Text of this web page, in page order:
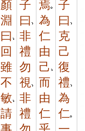
顏
淵
曰
回
雖
不
敏
請
子
曰
非
禮
勿
視
非
禮
焉
為
仁
由
己
而
由
仁
子
曰
克
己
復
禮
為
仁